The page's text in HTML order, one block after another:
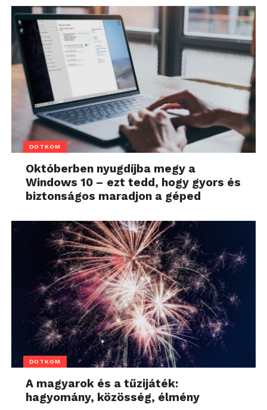
DOTKOM
Októberben nyugdíjba megy a
Windows 10 – ezt tedd, hogy gyors és
biztonságos maradjon a géped
DOTKOM
A magyarok és a tűzijáték:
hagyomány, közösség, élmény